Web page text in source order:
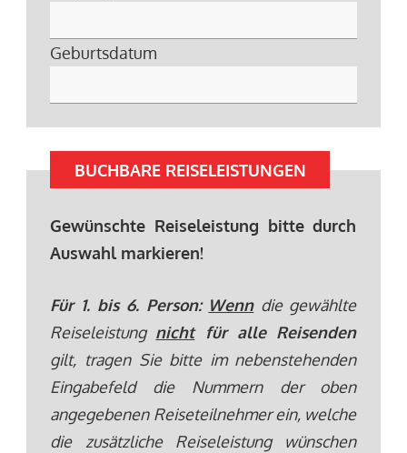
Geburtsdatum
BUCHBARE REISELEISTUNGEN
Gewünschte Reiseleistung bitte durch
Auswahl markieren!
Für 1. bis 6. Person: Wenn die gewählte
Reiseleistung nichtfür alle Reisenden
gilt, tragen Sie bitte im nebenstehenden
Eingabefeld die Nummern der oben
angegebenen Reiseteilnehmer ein, welche
die zusätzliche Reiseleistung wünschen